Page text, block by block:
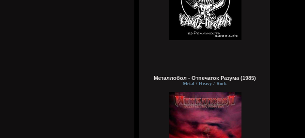
Wirtuozik
Вчера в 16:15:56
Вчера в 16:15:29
Металлобол - Отпечаток Разума (1985)
Metal / Heavy / Rock